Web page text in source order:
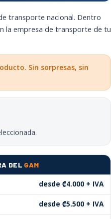
transporte nacional. Dentro
la empresa de transporte de tu
Sin sorpresas, sin
DEL GAM
desde ₡4.000 + IVA
desde ₡5.500 + IVA